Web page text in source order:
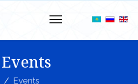
Events
Events